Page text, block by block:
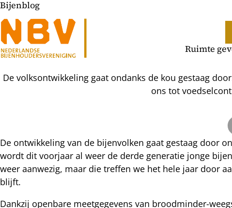
Bijenblog
Ruimte
De volksontwikkeling gaat ondanks de kou gestaag
ons tot
De ontwikkeling van de bijenvolken gaat gestaag door
wordt dit voorjaar al weer de derde generatie jonge
weer aanwezig, maar die treffen we het hele jaar door
blijft.
Dankzij openbare meetgegevens van broodminder-